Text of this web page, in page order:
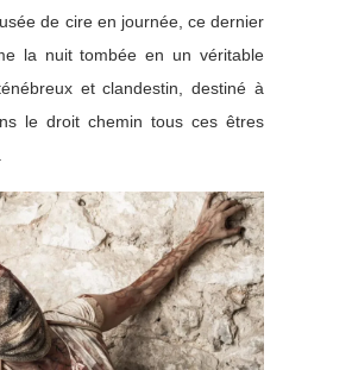
de cire en journée, ce dernier
la nuit tombée en un véritable
et clandestin, destiné à
le droit chemin tous ces êtres